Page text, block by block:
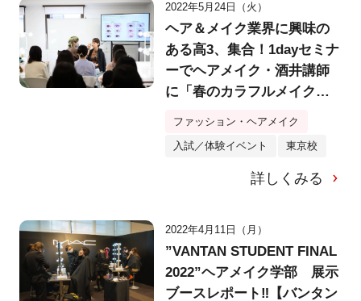
2022年5月24日（火）
ヘア＆メイク業界に興味の
ある高3、集合！1dayセミナ
ーでヘアメイク・酒井講師
に「春のカラフルメイク」
ファッション・ヘアメイク
入試／体験イベント 東京校
詳しくみる
2022年4月11日（月）
”VANTAN STUDENT FINAL
2022”ヘアメイク学部 展示
ブースレポート‼【バンタン